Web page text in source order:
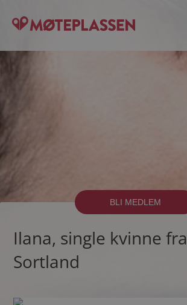
BLI MEDLEM
Ilana, single kvinne fra
Sortland